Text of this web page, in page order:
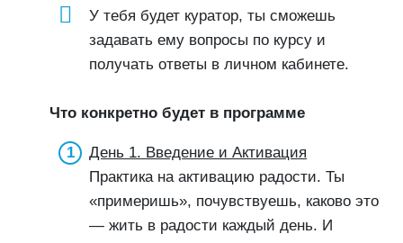
У тебя будет куратор, ты сможешь
задавать ему вопросы по курсу и
получать ответы в личном кабинете.
Что конкретно будет в программе
День 1. Введение и Активация
Практика на активацию радости. Ты
«примеришь», почувствуешь, каково это
— жить в радости каждый день. И